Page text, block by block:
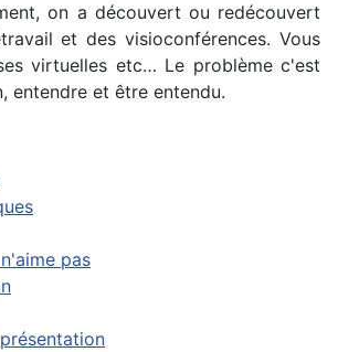
on a découvert ou redécouvert
et des visioconférences. Vous
virtuelles etc… Le problème c'est
entendre et être entendu.
pas